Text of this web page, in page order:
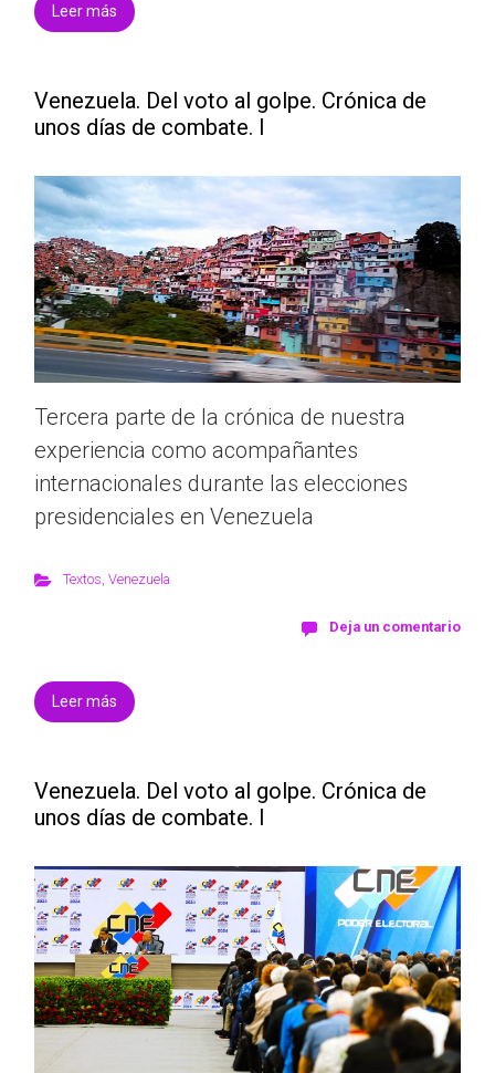
Leer más
Venezuela. Del voto al golpe. Crónica de
unos días de combate. I
Tercera parte de la crónica de nuestra
experiencia como acompañantes
internacionales durante las elecciones
presidenciales en Venezuela
Textos, Venezuela
Deja un comentario
Leer más
Venezuela. Del voto al golpe. Crónica de
unos días de combate. I